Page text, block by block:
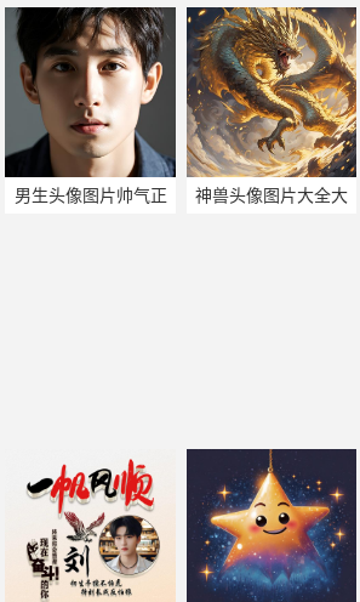
男生头像图片帅气正
神兽头像图片大全大